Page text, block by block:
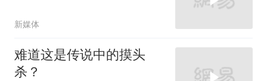
新媒体
难道这是传说中的摸头
杀？